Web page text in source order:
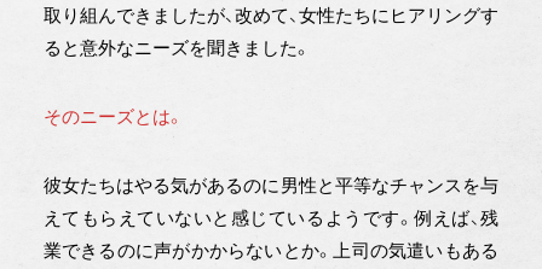
取り組んできましたが、改めて、女性たちにヒアリングす
ると意外なニーズを聞きました。
そのニーズとは。
彼女たちはやる気があるのに男性と平等なチャンスを与
えてもらえていないと感じているようです。例えば、残
業できるのに声がかからないとか。上司の気遣いもある